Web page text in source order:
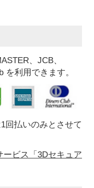
、JCB、
を利用できます。
回払いのみとさせて
ービス「3Dセキュア